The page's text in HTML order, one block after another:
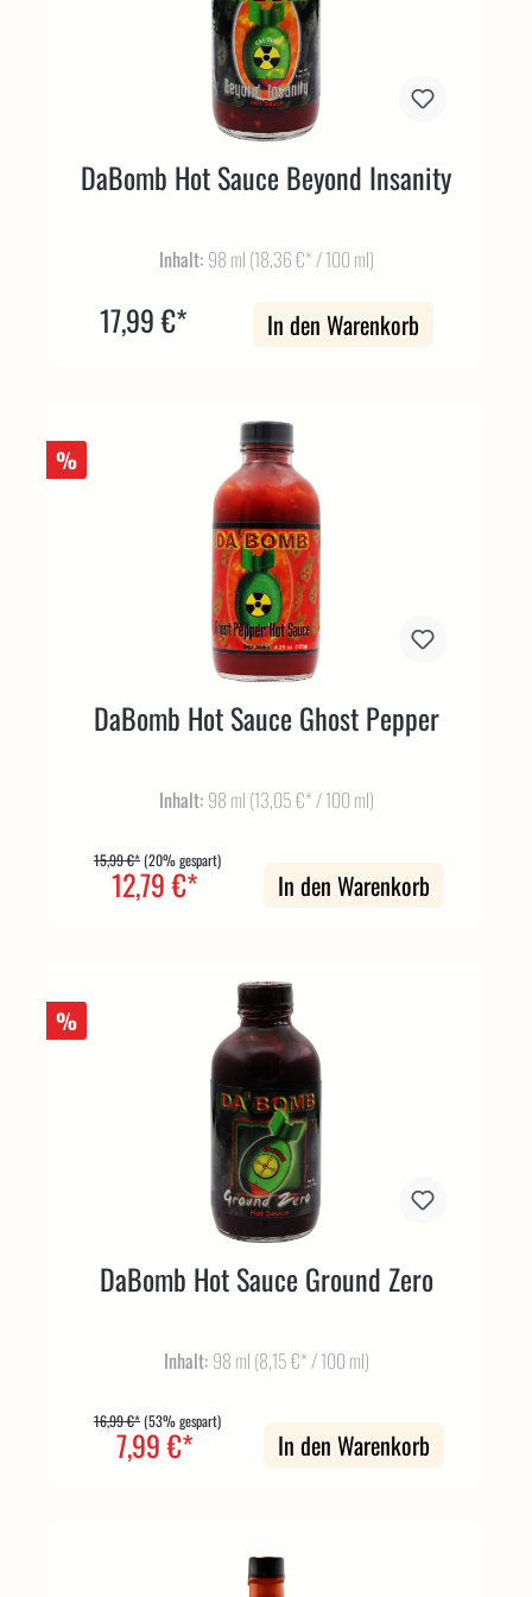
DaBomb Hot Sauce Beyond Insanity
Inhalt: 98 ml (18,36 €* / 100 ml)
17,99 €* In den Warenkorb
%
DaBomb Hot Sauce Ghost Pepper
Inhalt: 98 ml (13,05 €* / 100 ml)
12,79 €*
15,99 €*(20% gespart)
In den Warenkorb
%
DaBomb Hot Sauce Ground Zero
Inhalt: 98 ml (8,15 €* / 100 ml)
7,99 €*
16,99 €*(53% gespart)
In den Warenkorb